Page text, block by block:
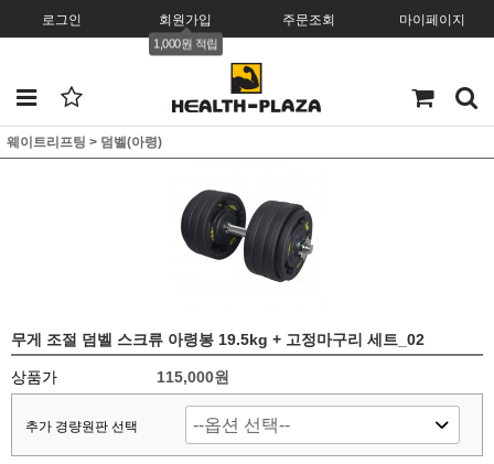
로그인 회원가입
1,000원 적립
주문조회 마이페이지
웨이트리프팅 > 덤벨(아령)
무게 조절 덤벨 스크류 아령봉 19.5kg + 고정마구리 세트_02
상품가 115,000원
추가 경량원판 선택